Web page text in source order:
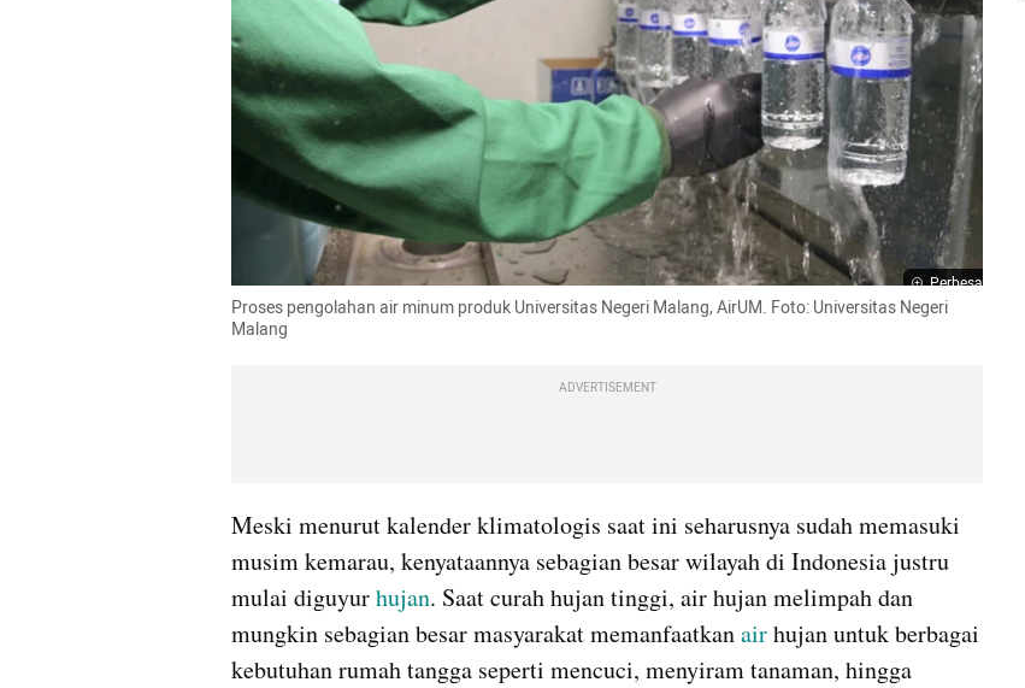
Perbesar
Proses pengolahan air minum produk Universitas Negeri Malang, AirUM. Foto: Universitas Negeri
Malang
ADVERTISEMENT
Meski menurut kalender klimatologis saat ini seharusnya sudah memasuki
musim kemarau, kenyataannya sebagian besar wilayah di Indonesia justru
mulai diguyur hujan. Saat curah hujan tinggi, air hujan melimpah dan
mungkin sebagian besar masyarakat memanfaatkan air hujan untuk berbagai
kebutuhan rumah tangga seperti mencuci, menyiram tanaman, hingga